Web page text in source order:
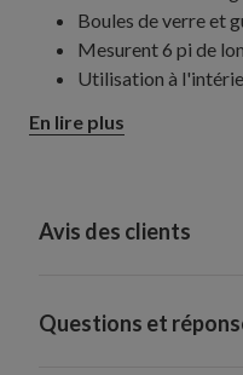
Boules de verre et
Mesurent 6 pi de
Utilisation à
En lire plus
Avis des clients
Questions et